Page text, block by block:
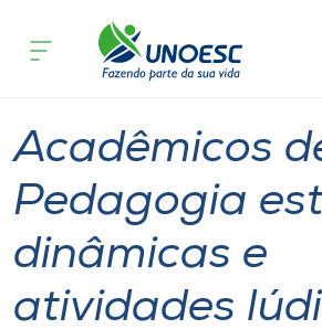
Cursos
Pesquisa
Atendimento ao Estudante
Portal de Ensino
acontece
Portuguesa
Acadêmicos
Pedagogia
dinâmicas e
atividades